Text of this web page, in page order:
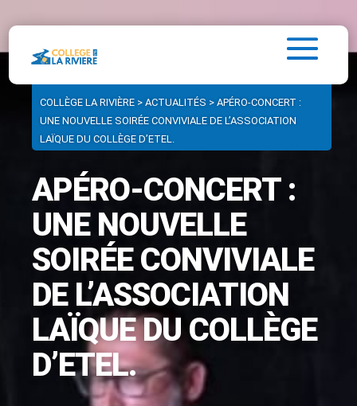
COLLÈGE LA RIVIÈRE > ACTUALITÉS > APÉRO-CONCERT :
UNE NOUVELLE SOIRÉE CONVIVIALE DE L’ASSOCIATION
LAÏQUE DU COLLÈGE D’ETEL.
APÉRO-CONCERT :
UNE NOUVELLE
SOIRÉE CONVIVIALE
DE L’ASSOCIATION
LAÏQUE DU COLLÈGE
D’ETEL.